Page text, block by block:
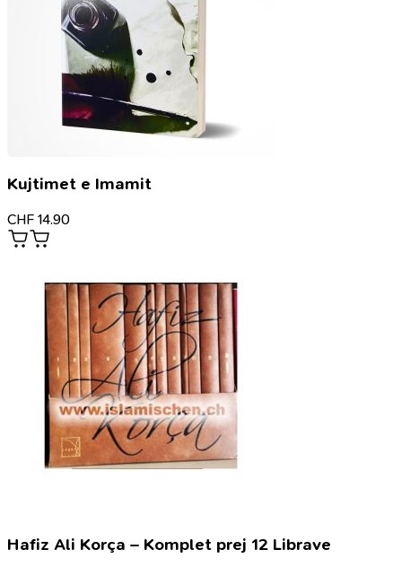
Kujtimet e Imamit
CHF 14.90
Hafiz Ali Korça – Komplet prej 12 Librave